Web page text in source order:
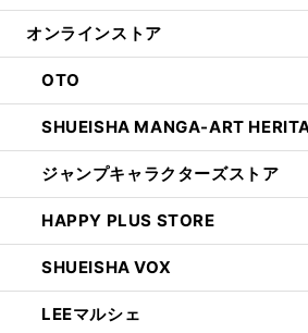
オンラインストア
OTO
SHUEISHA MANGA-ART
ジャンプキャラクターズストア
HAPPY PLUS STORE
SHUEISHA VOX
LEEマルシェ